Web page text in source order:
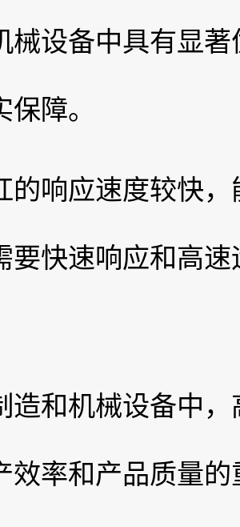
械设备中具有显
障。
的响应速度较快
要快速响应和高
造和机械设备中
效率和产品质量